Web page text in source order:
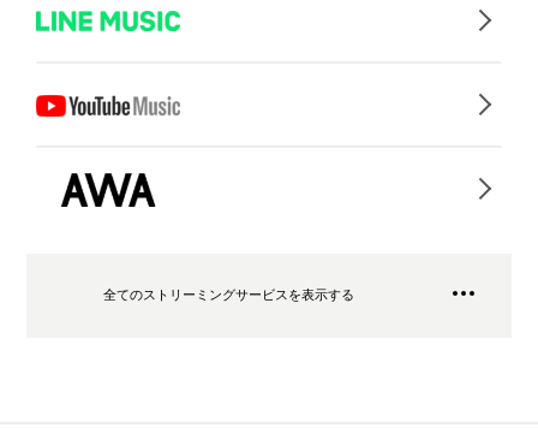
全てのストリーミングサービスを表示する